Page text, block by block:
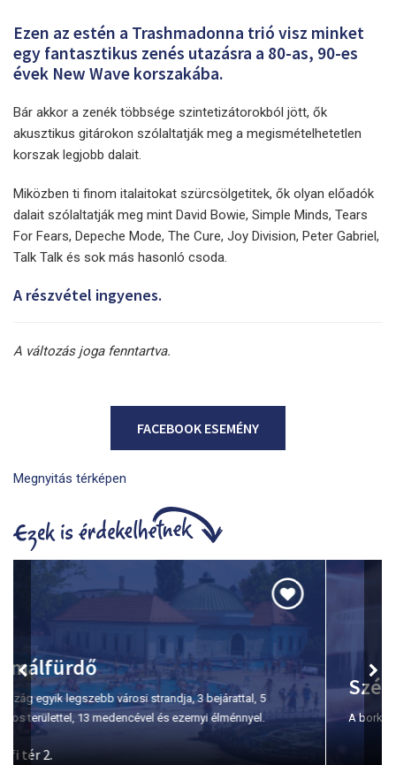
Ezen az estén a Trashmadonna trió visz minket
egy fantasztikus zenés utazásra a 80-as, 90-es
évek New Wave korszakába.
Bár akkor a zenék többsége szintetizátorokból jött, ők
akusztikus gitárokon szólaltatják meg a megismételhetetlen
korszak legjobb dalait.
Miközben ti finom italaitokat szürcsölgetitek, ők olyan előadók
dalait szólaltatják meg mint David Bowie, Simple Minds, Tears
For Fears, Depeche Mode, The Cure, Joy Division, Peter Gabriel,
Talk Talk és sok más hasonló csoda.
A részvétel ingyenes.
A változás joga fenntartva.
FACEBOOK ESEMÉNY
Megnyitás térképen
Szépasszony-völgy
A borkóstolás első számú helyszíne Egerben.